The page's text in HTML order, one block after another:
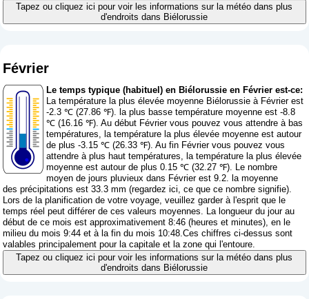
Tapez ou cliquez ici pour voir les informations sur la météo dans plus
d'endroits dans Biélorussie
Février
Le temps typique (habituel) en Biélorussie en Février est-ce:
La température la plus élevée moyenne Biélorussie à Février est
-2.3 ℃ (27.86 ℉). la plus basse température moyenne est -8.8
℃ (16.16 ℉). Au début Février vous pouvez vous attendre à bas
températures, la température la plus élevée moyenne est autour
de plus -3.15 ℃ (26.33 ℉). Au fin Février vous pouvez vous
attendre à plus haut températures, la température la plus élevée
moyenne est autour de plus 0.15 ℃ (32.27 ℉). Le nombre
moyen de jours pluvieux dans Février est 9.2. la moyenne
des précipitations est 33.3 mm (regardez ici, ce que ce nombre signifie).
Lors de la planification de votre voyage, veuillez garder à l'esprit que le
temps réel peut différer de ces valeurs moyennes. La longueur du jour au
début de ce mois est approximativement 8:46 (heures et minutes), en le
milieu du mois 9:44 et à la fin du mois 10:48.Ces chiffres ci-dessus sont
valables principalement pour la capitale et la zone qui l'entoure.
Tapez ou cliquez ici pour voir les informations sur la météo dans plus
d'endroits dans Biélorussie